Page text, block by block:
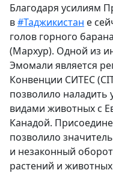
Благодаря усилиям
в#Таджикистан е
голов горного
(Мархур). Одной из
Эмомали является
Конвенции СИТЕС
позволило
видами животных с
Канадой.
позволило
и незаконный
растений и